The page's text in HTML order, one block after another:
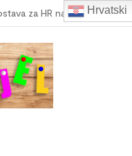
za HR narudžbe veće od
Hrvatski